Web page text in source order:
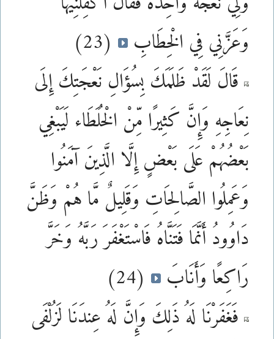
وَعَزَّنِي فِي الْخِطَابِ
(23)
قَالَ لَقَدْ ظَلَمَكَ بِسُؤَالِ نَعْجَتِكَ إِلَى
نِعَاجِهِ وَإِنَّ كَثِيرًا مِّنْ الْخُلَطَاء لَيَبْغِي
بَعْضُهُمْ عَلَى بَعْضٍ إِلَّا الَّذِينَ آمَنُوا
وَعَمِلُوا الصَّالِحَاتِ وَقَلِيلٌ مَّا هُمْ وَظَنَّ
دَاوُودُ أَنَّمَا فَتَنَّاهُ فَاسْتَغْفَرَ رَبَّهُ وَخَرَّ
رَاكِعًا وَأَنَابَ
(24)
فَغَفَرْنَا لَهُ ذَلِكَ وَإِنَّ لَهُ عِندَنَا لَزُلْفَى